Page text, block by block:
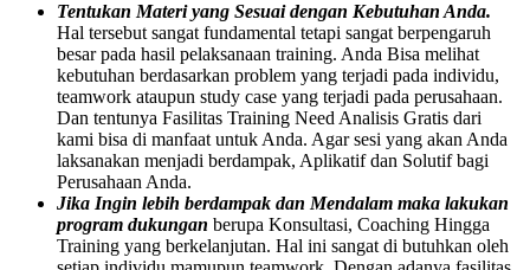
Tentukan Materi yang Sesuai dengan Kebutuhan Anda.
Hal tersebut sangat fundamental tetapi sangat berpengaruh
besar pada hasil pelaksanaan training. Anda Bisa melihat
kebutuhan berdasarkan problem yang terjadi pada individu,
teamwork ataupun study case yang terjadi pada perusahaan.
Dan tentunya Fasilitas Training Need Analisis Gratis dari
kami bisa di manfaat untuk Anda. Agar sesi yang akan Anda
laksanakan menjadi berdampak, Aplikatif dan Solutif bagi
Perusahaan Anda.
Jika Ingin lebih berdampak dan Mendalam maka lakukan
program dukungan berupa Konsultasi, Coaching Hingga
Training yang berkelanjutan. Hal ini sangat di butuhkan oleh